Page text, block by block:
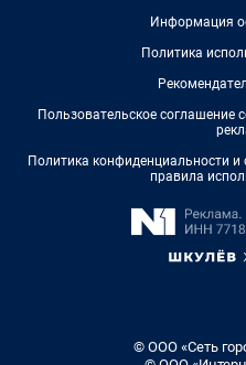
Информация
Политика
Пользовательское соглашение
Политика конфиденциальности
правила
© ООО «Сеть